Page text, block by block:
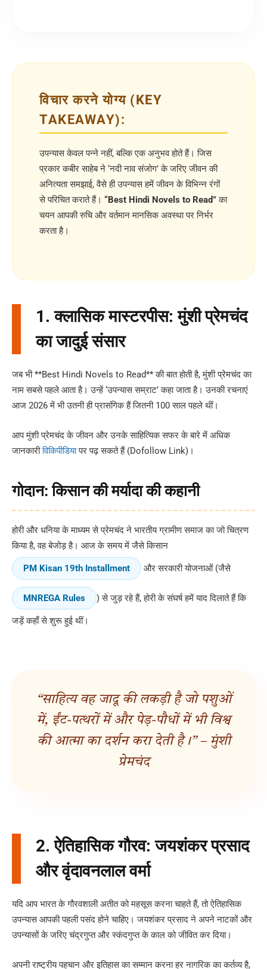
विचार करने योग्य (KEY
TAKEAWAY):
उपन्यास केवल पन्ने नहीं, बल्कि एक अनुभव होते हैं। जिस
प्रकार कबीर साहेब ने ‘नदी नाव संजोग’ के जरिए जीवन की
अनित्यता समझाई, वैसे ही उपन्यास हमें जीवन के विभिन्न रंगों
से परिचित कराते हैं। “Best Hindi Novels to Read”का
चयन आपकी रुचि और वर्तमान मानसिक अवस्था पर निर्भर
करता है।
1. क्लासिक मास्टरपीस: मुंशी प्रेमचंद
का जादुई संसार
जब भी **Best Hindi Novels to Read** की बात होती है, मुंशी प्रेमचंद का
नाम सबसे पहले आता है। उन्हें ‘उपन्यास सम्राट’ कहा जाता है। उनकी रचनाएं
आज 2026 में भी उतनी ही प्रासंगिक हैं जितनी 100 साल पहले थीं।
आप मुंशी प्रेमचंद के जीवन और उनके साहित्यिक सफर के बारे में अधिक
जानकारीविकिपीडियापर पढ़ सकते हैं (Dofollow Link)।
गोदान: किसान की मर्यादा की कहानी
होरी और धनिया के माध्यम से प्रेमचंद ने भारतीय ग्रामीण समाज का जो चित्रण
किया है, वह बेजोड़ है। आज के समय में जैसे किसान
PM Kisan 19th Installment और सरकारी योजनाओं (जैसे
MNREGA Rules ) से जुड़ रहे हैं, होरी के संघर्ष हमें याद दिलाते हैं कि
जड़ें कहाँ से शुरू हुई थीं।
“साहित्य वह जादू की लकड़ी है जो पशुओं
में, ईंट-पत्थरों में और पेड़-पौधों में भी विश्व
की आत्मा का दर्शन करा देती है।” – मुंशी
प्रेमचंद
2. ऐतिहासिक गौरव: जयशंकर प्रसाद
और वृंदावनलाल वर्मा
यदि आप भारत के गौरवशाली अतीत को महसूस करना चाहते हैं, तो ऐतिहासिक
उपन्यास आपकी पहली पसंद होने चाहिए। जयशंकर प्रसाद ने अपने नाटकों और
उपन्यासों के जरिए चंद्रगुप्त और स्कंदगुप्त के काल को जीवित कर दिया।
अपनी राष्ट्रीय पहचान और इतिहास का सम्मान करना हर नागरिक का कर्तव्य है,